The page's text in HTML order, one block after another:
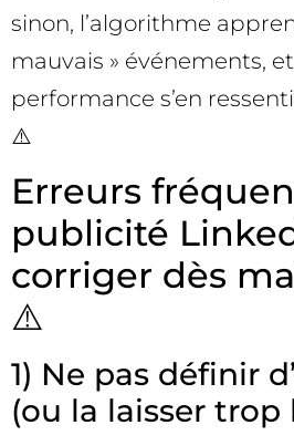
sinon, l’algorithme
mauvais » événements,
performance s’en
⚠️
Erreurs
publicité
corriger dès
⚠️
1) Ne pas définir
(ou la laisser trop